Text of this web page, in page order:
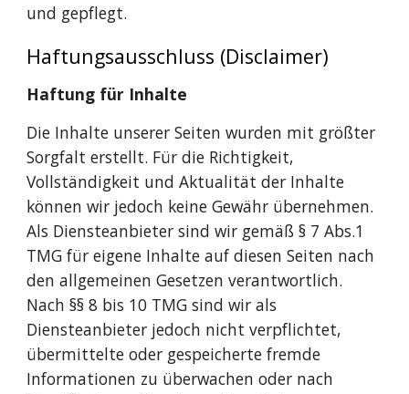
und gepflegt.
Haftungsausschluss (Disclaimer)
Haftung für Inhalte
Die Inhalte unserer Seiten wurden mit größter
Sorgfalt erstellt. Für die Richtigkeit,
Vollständigkeit und Aktualität der Inhalte
können wir jedoch keine Gewähr übernehmen.
Als Diensteanbieter sind wir gemäß § 7 Abs.1
TMG für eigene Inhalte auf diesen Seiten nach
den allgemeinen Gesetzen verantwortlich.
Nach §§ 8 bis 10 TMG sind wir als
Diensteanbieter jedoch nicht verpflichtet,
übermittelte oder gespeicherte fremde
Informationen zu überwachen oder nach